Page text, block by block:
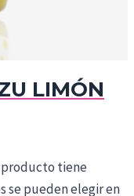
LIMÓN
producto tiene
se pueden elegir en